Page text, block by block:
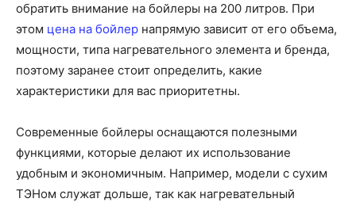
обратить внимание на бойлеры на 200 литров. При
этом цена на бойлер напрямую зависит от его объема,
мощности, типа нагревательного элемента и бренда,
поэтому заранее стоит определить, какие
характеристики для вас приоритетны.
Современные бойлеры оснащаются полезными
функциями, которые делают их использование
удобным и экономичным. Например, модели с сухим
ТЭНом служат дольше, так как нагревательный